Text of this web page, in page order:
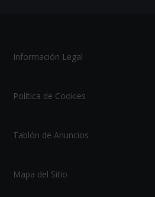
Información Legal
Política de Cookies
Tablón de Anuncios
Mapa del Sitio